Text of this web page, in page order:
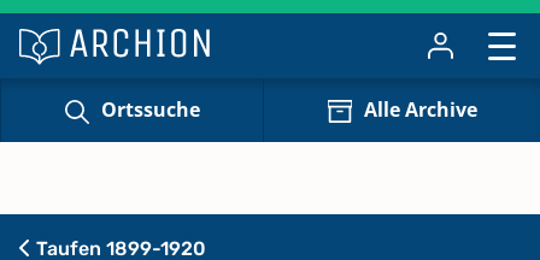
Ortssuche Alle Archive
Taufen 1899-1920